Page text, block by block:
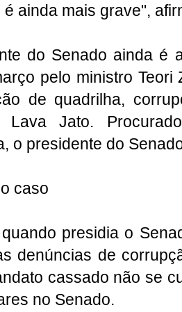
ainda mais grave",
do Senado ainda é
pelo ministro
de quadrilha,
Lava Jato.
o presidente do
caso
presidia o
denúncias de
cassado não se
no Senado.